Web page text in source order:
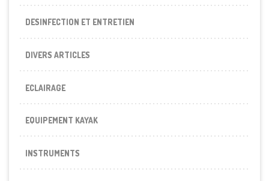
DESINFECTION ET ENTRETIEN
DIVERS ARTICLES
ECLAIRAGE
EQUIPEMENT KAYAK
INSTRUMENTS